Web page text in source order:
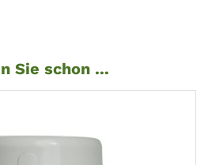
Sie schon ...